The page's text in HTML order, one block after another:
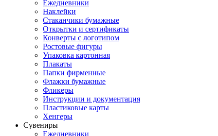
Ежедневники
Наклейки
Стаканчики бумажные
Открытки и сертификаты
Конверты с логотипом
Ростовые фигуры
Упаковка картонная
Плакаты
Папки фирменные
Флажки бумажные
Фликеры
Инструкции и документация
Пластиковые карты
Хенгеры
Сувениры
Ежедневники